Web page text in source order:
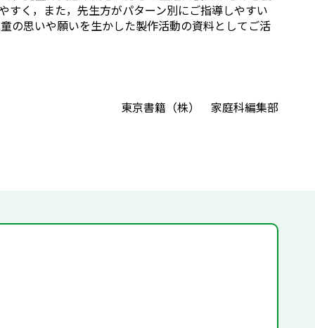
すく，また，先生方がパターン別にご指導しやすい
の思いや願いを生かした製作活動の資料としてご活
東京書籍（株） 家庭科編集部